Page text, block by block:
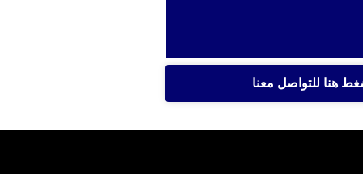
هنا للتواصل معنا